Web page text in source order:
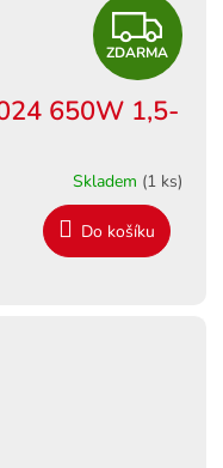
Z
D
A
R
M
ZDARMA
650W 1,5-
Skladem (1 ks)
Do košíku